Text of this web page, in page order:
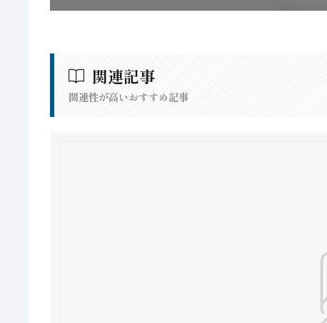
関連記事
関連性が高いおすすめ記事